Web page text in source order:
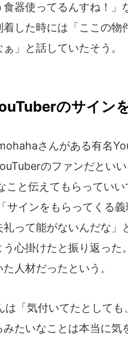
器使ってるんすね！」
した時には「ここの物
」と話していたそう。
のサイン
さんがある有名
のファンだとい
こと伝えてもらってい
サインをもらってくる
って能がないんだな」
心掛けたと振り返った
人材だったという。
「気付いてたとしても
たいなことは本当に気